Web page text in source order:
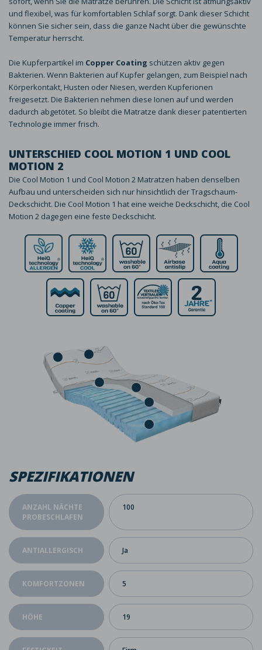
und flexibel, was für komfortablen Schlaf sorgt. Dank dieser Schicht
können Sie sicher sein, dass die ganze Nacht über die gewünschte
Temperatur herrscht.
Die Kupferpartikel im Copper Coating schützen aktiv gegen
Bakterien. Wenn Bakterien auf Kupfer gelangen, zum Beispiel nach
Körperkontakt, Husten oder Niesen, werden Kupferionen
freigesetzt. Die Bakterien nehmen diese Ionen auf und werden
dadurch abgetötet. So bleibt die Matratze dank dieser patentierten
Technologie immer frisch.
UNTERSCHIED COOL MOTION 1 UND COOL
MOTION 2
Die Cool Motion 1 und Cool Motion 2 Matratzen haben denselben
Aufbau und unterscheiden sich nur hinsichtlich der Tragschaum-
Deckschicht. Die Cool Motion 1 hat eine weiche Deckschicht, die Cool
Motion 2 dagegen eine feste Deckschicht.
SPEZIFIKATIONEN
ANZAHL NÄCHTE
PROBESCHLAFEN
100
ANTIALLERGISCH Ja
KOMFORTZONEN 5
HÖHE 19